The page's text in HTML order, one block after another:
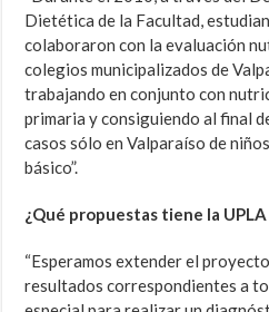
Dietética de la Facultad,
colaboraron con la evaluación
colegios municipalizados de
trabajando en conjunto con
primaria y consiguiendo al final
casos sólo en Valparaíso de
básico”.
¿Qué propuestas tiene la
“Esperamos extender el
resultados correspondientes a